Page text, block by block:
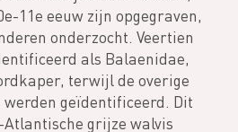
11e eeuw zijn opgegraven,
onderzocht. Veertien
als Balaenidae,
terwijl de overige
geïdentificeerd. Dit
grijze walvis